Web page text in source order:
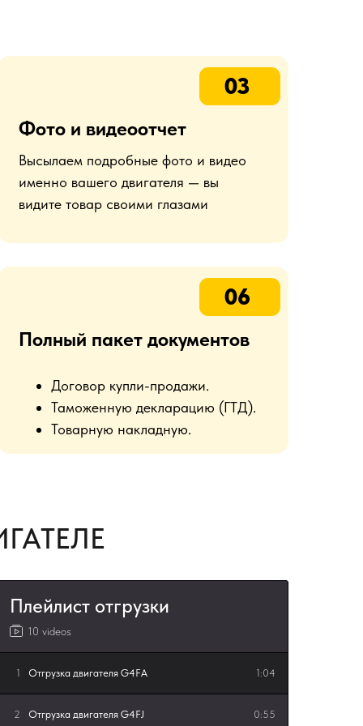
Высылаем подробные фото и видео
именно вашего двигателя — вы
видите товар своими глазами
Фото и видеоотчет
03
Договор купли-продажи.
Таможенную декларацию (ГТД).
Товарную накладную.
Полный пакет документов
06
Плейлист отгрузки
10 videos
1 Отгрузка двигателя G4FA 1:04
2 Отгрузка двигателя G4FJ 0:55